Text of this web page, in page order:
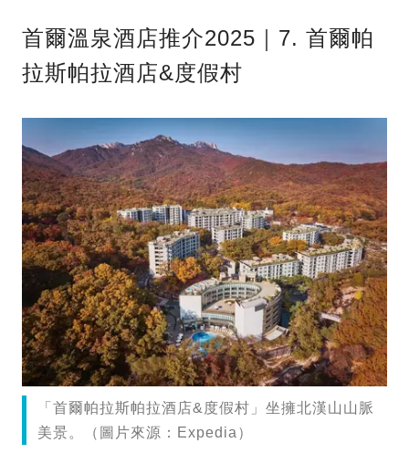
首爾溫泉酒店推介2025｜7. 首爾帕
拉斯帕拉酒店&度假村
「首爾帕拉斯帕拉酒店&度假村」坐擁北漢山山脈
美景。（圖片來源：Expedia）